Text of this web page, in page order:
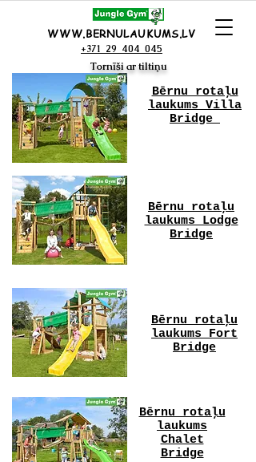
WWW.BERNULAUKUMS.LV
+371 29 404 045
Tornīši ar tiltiņu
Bērnu rotaļu
laukums Villa
Bridge
Bērnu rotaļu
laukums Lodge
Bridge
Bērnu rotaļu
laukums Fort
Bridge​
Bērnu rotaļu
laukums
Chalet
Bridge